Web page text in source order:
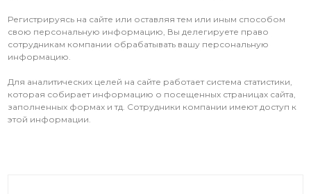
Регистрируясь на сайте или оставляя тем или иным способом
свою персональную информацию, Вы делегируете право
сотрудникам компании обрабатывать вашу персональную
информацию.
Для аналитических целей на сайте работает система статистики,
которая собирает информацию о посещенных страницах сайта,
заполненных формах и тд. Сотрудники компании имеют доступ к
этой информации.